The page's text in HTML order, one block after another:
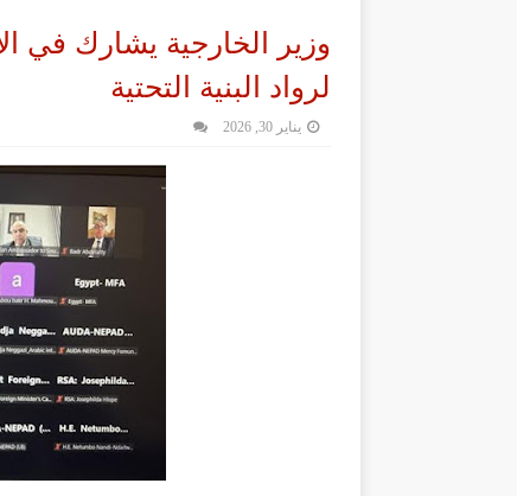
وزير الخارجية يشارك في
لرواد البنية التحتية
يناير 30, 2026